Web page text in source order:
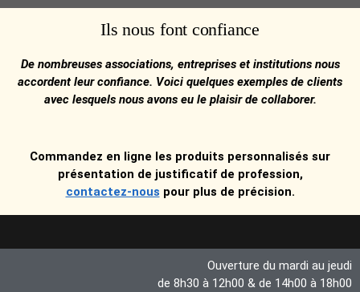
Ils nous font confiance
De nombreuses associations, entreprises et institutions nous
accordent leur confiance. Voici quelques exemples de clients
avec lesquels nous avons eu le plaisir de collaborer.
Commandez en ligne les produits personnalisés sur
présentation de justificatif de profession,
contactez-nous pour plus de précision.
Ouverture du mardi au jeudi
de 8h30 à 12h00 & de 14h00 à 18h00